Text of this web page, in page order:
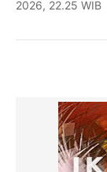
2026, 22.25 WIB